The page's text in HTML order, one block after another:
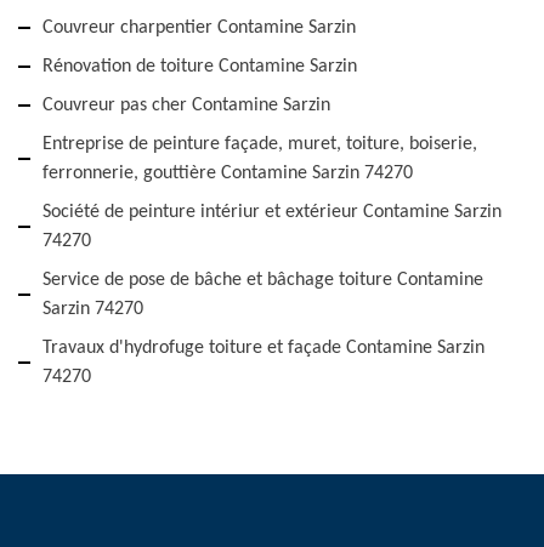
Couvreur charpentier Contamine Sarzin
Rénovation de toiture Contamine Sarzin
Couvreur pas cher Contamine Sarzin
Entreprise de peinture façade, muret, toiture, boiserie,
ferronnerie, gouttière Contamine Sarzin 74270
Société de peinture intériur et extérieur Contamine Sarzin
74270
Service de pose de bâche et bâchage toiture Contamine
Sarzin 74270
Travaux d'hydrofuge toiture et façade Contamine Sarzin
74270